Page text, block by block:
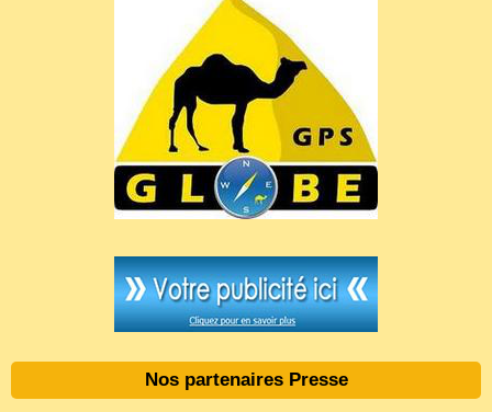
Nos partenaires Presse